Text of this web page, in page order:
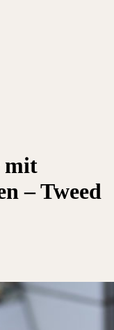
mit
– Tweed